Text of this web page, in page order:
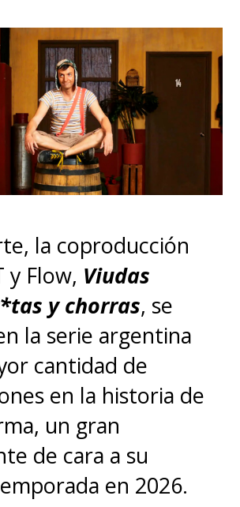
la coproducción
y Flow, Viudas
y chorras, se
la serie argentina
cantidad de
en la historia de
un gran
de cara a su
en 2026.